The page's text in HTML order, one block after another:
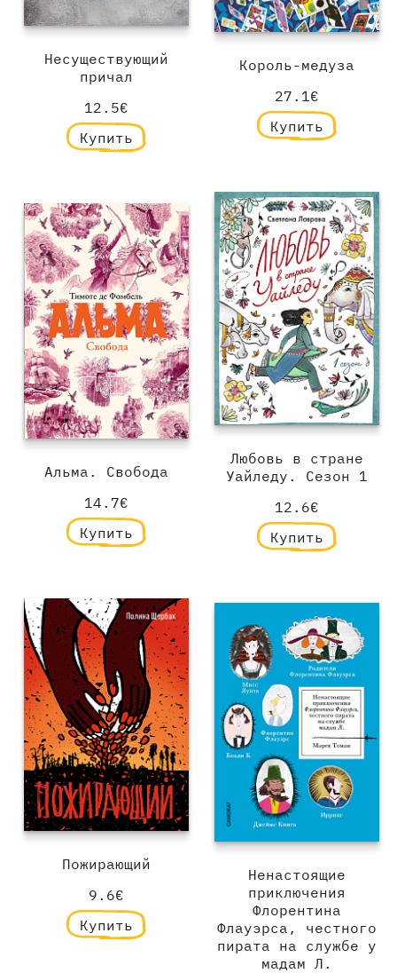
Несуществующий
причал
12.5€
Купить
Король-медуза
27.1€
Купить
Любовь в стране
Уайледу. Сезон 1
12.6€
Купить
Альма. Свобода
14.7€
Купить
Пожирающий
9.6€
Купить
Ненастоящие
приключения
Флорентина
Флауэрса, честного
пирата на службе у
мадам Л.